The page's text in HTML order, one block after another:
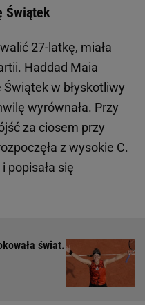
Świątek
27-latkę, miała
Haddad Maia
Świątek w błyskotliwy
wyrównała. Przy
za ciosem przy
z wysokie C.
popisała się
świat.